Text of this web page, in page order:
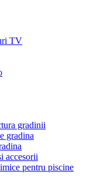
TV
gradinii
gradina
accesorii
pentru piscine